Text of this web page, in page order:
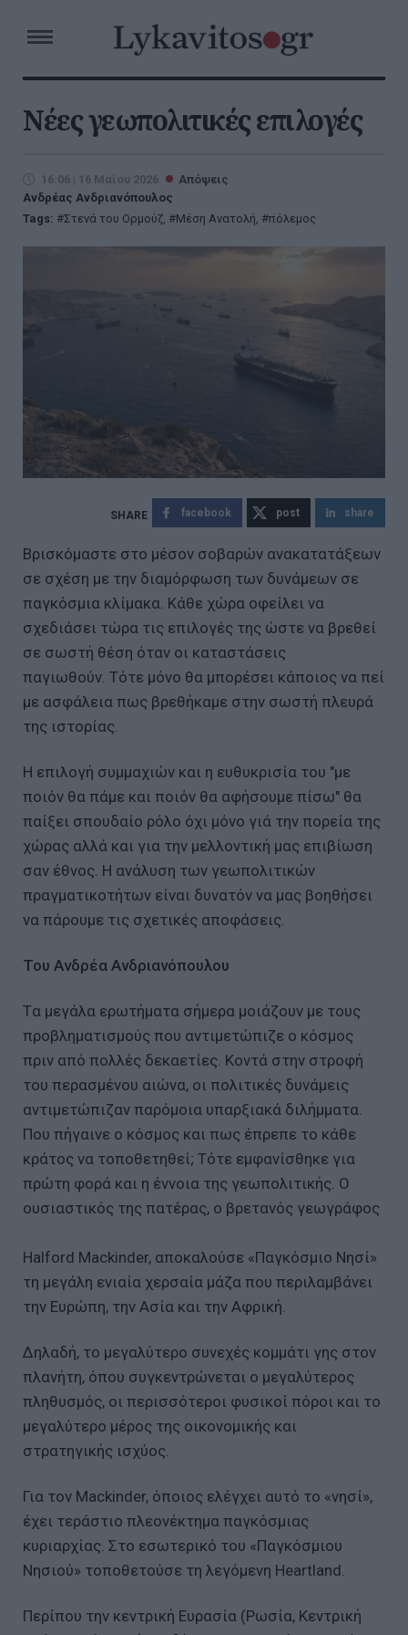
Νέες γεωπολιτικές επιλογές
16:06 | 16 Μαΐου 2026
Απόψεις
Ανδρέας Ανδριανόπουλος
Tags:
Στενά του Ορμούζ, Μέση Ανατολή, πόλεμος
facebook post share
Βρισκόμαστε στο μέσον σοβαρών ανακατατάξεων
σε σχέση με την διαμόρφωση των δυνάμεων σε
παγκόσμια κλίμακα. Κάθε χώρα οφείλει να
σχεδιάσει τώρα τις επιλογές της ώστε να βρεθεί
σε σωστή θέση όταν οι καταστάσεις
παγιωθούν. Τότε μόνο θα μπορέσει κάποιος να πεί
με ασφάλεια πως βρεθήκαμε στην σωστή πλευρά
της ιστορίας.
Η επιλογή συμμαχιών και η ευθυκρισία του "με
ποιόν θα πάμε και ποιόν θα αφήσουμε πίσω" θα
παίξει σπουδαίο ρόλο όχι μόνο γιά την πορεία της
χώρας αλλά και για την μελλοντική μας επιβίωση
σαν έθνος. Η ανάλυση των γεωπολιτικών
πραγματικοτήτων είναι δυνατόν να μας βοηθήσει
να πάρουμε τις σχετικές αποφάσεις.
Του Ανδρέα Ανδριανόπουλου
Tα μεγάλα ερωτήματα σήμερα μοιάζουν με τους
προβληματισμούς που αντιμετώπιζε ο κόσμος
πριν από πολλές δεκαετίες. Κοντά στην στροφή
του περασμένου αιώνα, οι πολιτικές δυνάμεις
αντιμετώπιζαν παρόμοια υπαρξιακά διλήμματα.
Που πήγαινε ο κόσμος και πως έπρεπε το κάθε
κράτος να τοποθετηθεί; Τότε εμφανίσθηκε για
πρώτη φορά και η έννοια της γεωπολιτικής. Ο
ουσιαστικός της πατέρας, ο βρετανός γεωγράφος
Halford Mackinder, αποκαλούσε «Παγκόσμιο Νησί»
τη μεγάλη ενιαία χερσαία μάζα που περιλαμβάνει
την Ευρώπη, την Ασία και την Αφρική.
Δηλαδή, το μεγαλύτερο συνεχές κομμάτι γης στον
πλανήτη, όπου συγκεντρώνεται ο μεγαλύτερος
πληθυσμός, οι περισσότεροι φυσικοί πόροι και το
μεγαλύτερο μέρος της οικονομικής και
στρατηγικής ισχύος.
Για τον Mackinder, όποιος ελέγχει αυτό το «νησί»,
έχει τεράστιο πλεονέκτημα παγκόσμιας
κυριαρχίας. Στο εσωτερικό του «Παγκόσμιου
Νησιού» τοποθετούσε τη λεγόμενη Heartland.
Περίπου την κεντρική Ευρασία (Ρωσία, Κεντρική